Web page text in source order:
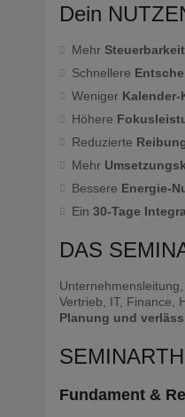
Dein
Mehr Steuerbarkeit
Schnellere
Weniger
Höhere
Reduzierte
Mehr
Bessere Energie-
Ein 30-Tage
DAS
Vertrieb, IT, Finance,
Planung und
Fundament &